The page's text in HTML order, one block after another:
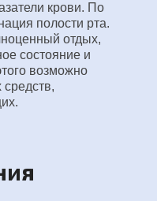
крови. По
полости рта.
отдых,
состояние и
возможно